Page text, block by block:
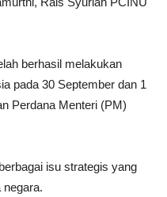
berhasil melakukan
pada 30 September dan 1
Perdana Menteri (PM)
isu strategis yang
negara.